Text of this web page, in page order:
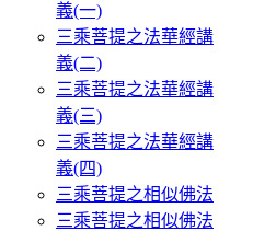
義(一)
三乘菩提之法華經講
義(二)
三乘菩提之法華經講
義(三)
三乘菩提之法華經講
義(四)
三乘菩提之相似佛法
三乘菩提之相似佛法